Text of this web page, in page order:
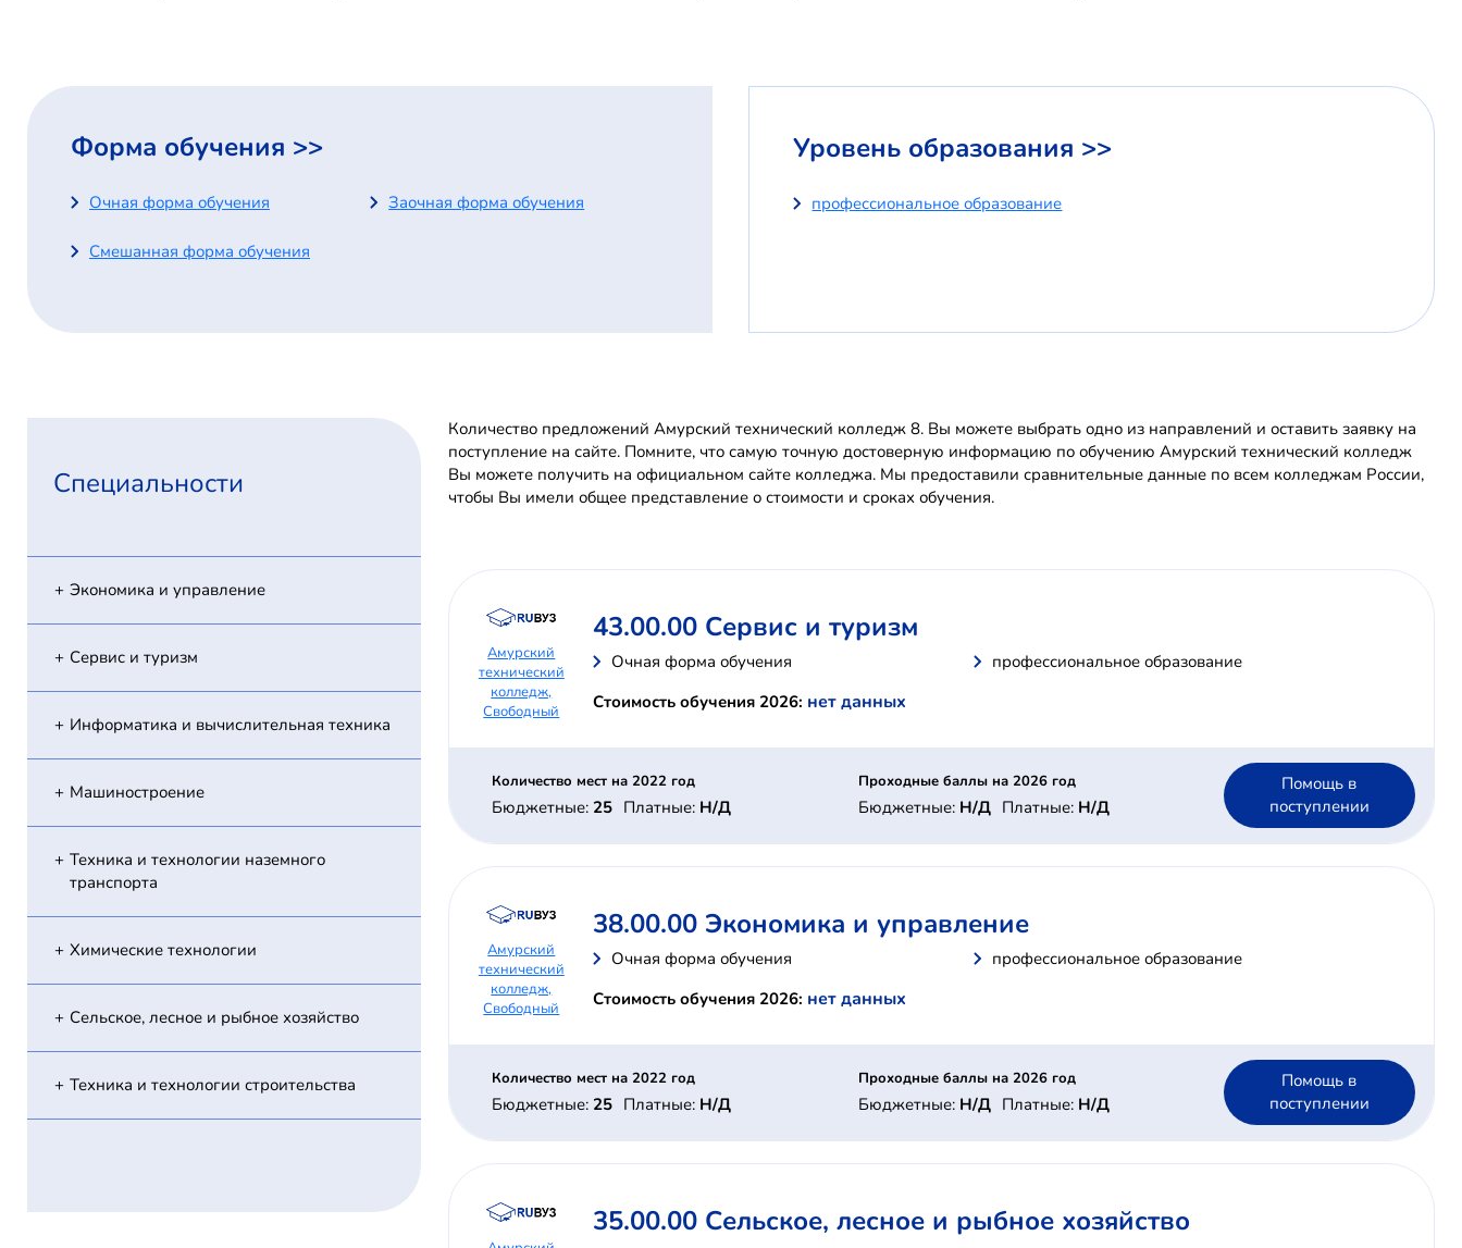
Форма обучения >>
Очная форма обучения Заочная форма обучения
Смешанная форма обучения
Уровень образования >>
профессиональное образование
Специальности
Экономика и управление
Сервис и туризм
Информатика и вычислительная техника
Машиностроение
Техника и технологии наземного
транспорта
Химические технологии
Сельское, лесное и рыбное хозяйство
Техника и технологии строительства
Количество предложений Амурский технический колледж 8. Вы можете выбрать одно из направлений и оставить заявку на
поступление на сайте. Помните, что самую точную достоверную информацию по обучению Амурский технический колледж
Вы можете получить на официальном сайте колледжа. Мы предоставили сравнительные данные по всем колледжам России,
чтобы Вы имели общее представление о стоимости и сроках обучения.
Амурский
технический
колледж,
Свободный
43.00.00 Сервис и туризм
Очная форма обучения
профессиональное образование
Стоимость обучения 2026: нет данных
Количество мест на 2022 год
Бюджетные: 25 Платные: Н/Д
Проходные баллы на 2026 год
Бюджетные: Н/Д Платные: Н/Д
Помощь в
поступлении
Амурский
технический
колледж,
Свободный
38.00.00 Экономика и управление
Очная форма обучения
профессиональное образование
Стоимость обучения 2026: нет данных
Количество мест на 2022 год
Бюджетные: 25 Платные: Н/Д
Проходные баллы на 2026 год
Бюджетные: Н/Д Платные: Н/Д
Помощь в
поступлении
35.00.00 Сельское, лесное и рыбное хозяйство